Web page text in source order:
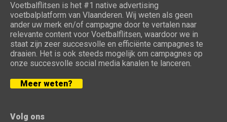
Voetbalflitsen is het #1 native advertising
voetbalplatform van Vlaanderen. Wij weten als geen
ander uw merk en/of campagne door te vertalen naar
relevante content voor Voetbalflitsen, waardoor we in
staat zijn zeer succesvolle en efficiënte campagnes te
draaien. Het is ook steeds mogelijk om campagnes op
onze succesvolle social media kanalen te lanceren.
Meer weten?
Volg ons